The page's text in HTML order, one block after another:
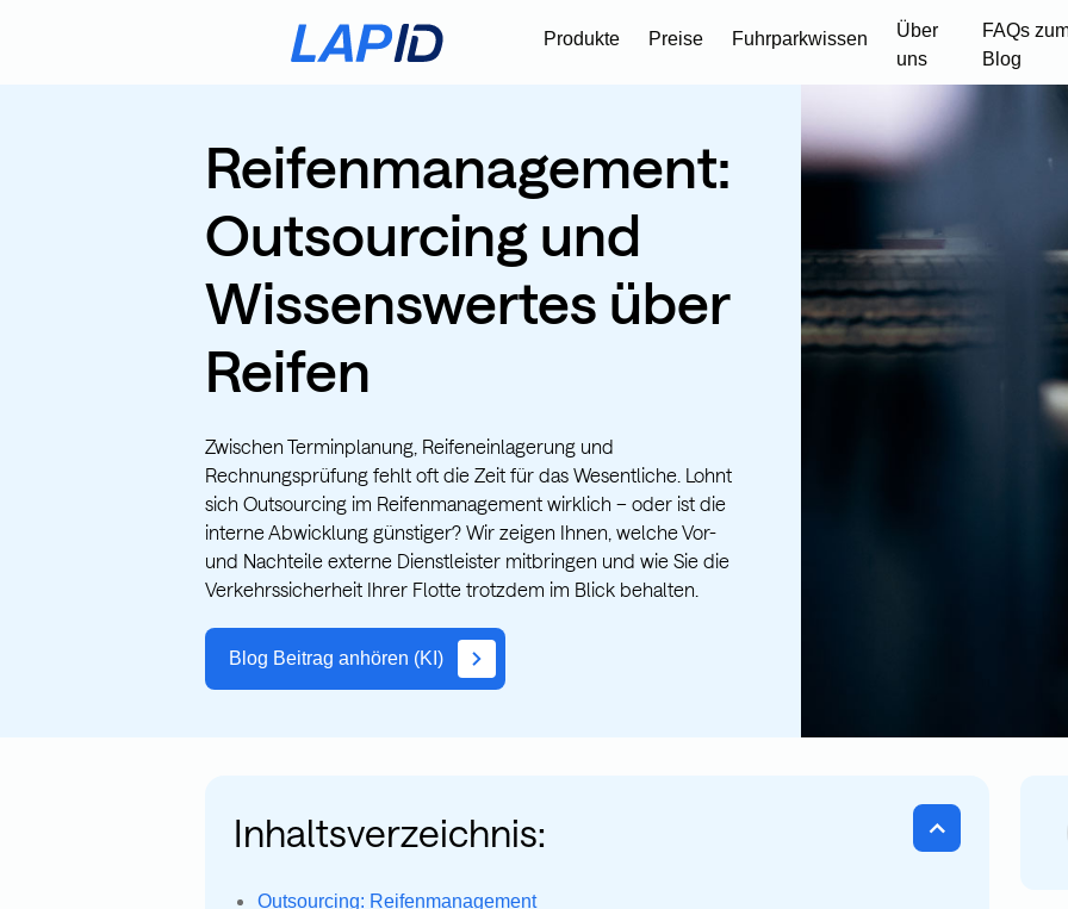
Produkte Preise Fuhrparkwissen
Über
uns
FAQs
Blog
Reifenmanagement:
Outsourcing und
Wissenswertes über
Reifen
Zwischen Terminplanung, Reifeneinlagerung und
Rechnungsprüfung fehlt oft die Zeit für das Wesentliche. Lohnt
sich Outsourcing im Reifenmanagement wirklich – oder ist die
interne Abwicklung günstiger? Wir zeigen Ihnen, welche Vor-
und Nachteile externe Dienstleister mitbringen und wie Sie die
Verkehrssicherheit Ihrer Flotte trotzdem im Blick behalten.
Blog Beitrag anhören (KI)
Inhaltsverzeichnis:
Outsourcing: Reifenmanagement